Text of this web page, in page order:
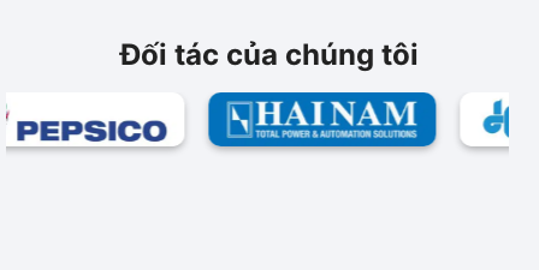
Đối tác của chúng tôi